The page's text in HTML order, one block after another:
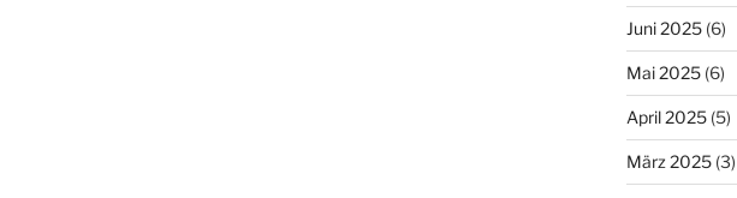
Juni 2025(6)
Mai 2025(6)
April 2025(5)
März 2025(3)